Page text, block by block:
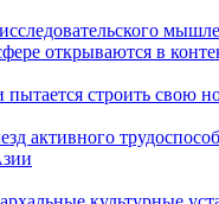
открываются в
строить свою
активного